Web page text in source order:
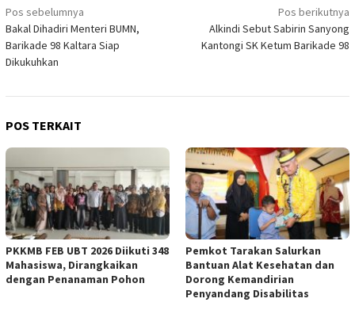
Navigasi
pos
Pos sebelumnya
Bakal Dihadiri Menteri BUMN,
Barikade 98 Kaltara Siap
Dikukuhkan
Pos berikutnya
Alkindi Sebut Sabirin Sanyong
Kantongi SK Ketum Barikade 98
POS TERKAIT
PKKMB FEB UBT 2026 Diikuti 348
Mahasiswa, Dirangkaikan
dengan Penanaman Pohon
Pemkot Tarakan Salurkan
Bantuan Alat Kesehatan dan
Dorong Kemandirian
Penyandang Disabilitas